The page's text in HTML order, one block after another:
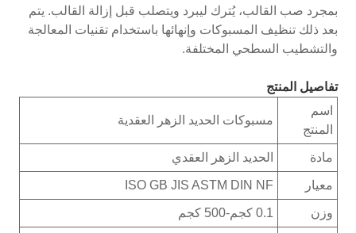
بمجرد صب القالب، يُترك ليبرد ويتصلب قبل إزالة القالب. يتم
بعد ذلك تنظيف المسبوكات وإنهائها باستخدام تقنيات المعالجة
والتشطيب السطحي المختلفة.
تفاصيل المنتج
اسم
المنتج
مسبوكات الحديد الزهر العقدية
مادة الحديد الزهر العقدي
معيار ISO GB JIS ASTM DIN NF
وزن 0.1 كجم-500 كجم